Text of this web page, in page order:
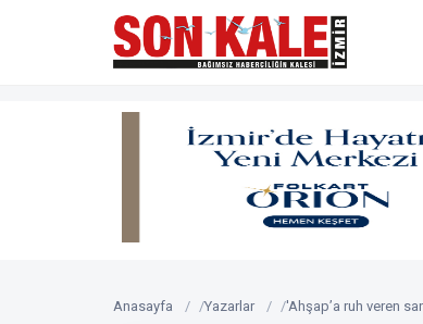
Anasayfa Yazarlar 'Ahşap’a ruh veren